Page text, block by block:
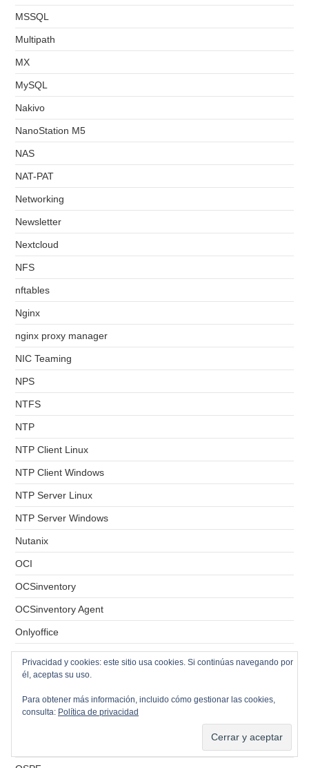
MSSQL
Multipath
MX
MySQL
Nakivo
NanoStation M5
NAS
NAT-PAT
Networking
Newsletter
Nextcloud
NFS
nftables
Nginx
nginx proxy manager
NIC Teaming
NPS
NTFS
NTP
NTP Client Linux
NTP Client Windows
NTP Server Linux
NTP Server Windows
Nutanix
OCI
OCSinventory
OCSinventory Agent
Onlyoffice
Openfiler
Openfire
OpenLDAP
Privacidad y cookies: este sitio usa cookies. Si continúas navegando por
él, aceptas su uso.
Para obtener más información, incluido cómo gestionar las cookies,
consulta: Política de privacidad